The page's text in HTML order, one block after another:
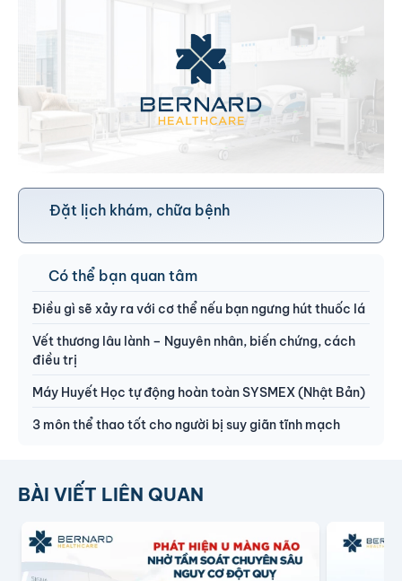
Đặt lịch khám, chữa bệnh
Có thể bạn quan tâm
Điều gì sẽ xảy ra với cơ thể nếu bạn ngưng hút thuốc lá
Vết thương lâu lành – Nguyên nhân, biến chứng, cách
điều trị
Máy Huyết Học tự động hoàn toàn SYSMEX (Nhật Bản)
3 môn thể thao tốt cho người bị suy giãn tĩnh mạch
BÀI VIẾT LIÊN QUAN